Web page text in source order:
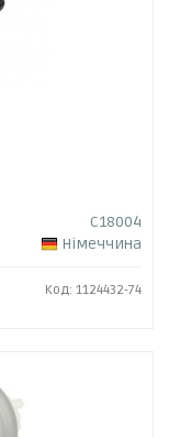
C18004
Німеччина
Код: 1124432-74